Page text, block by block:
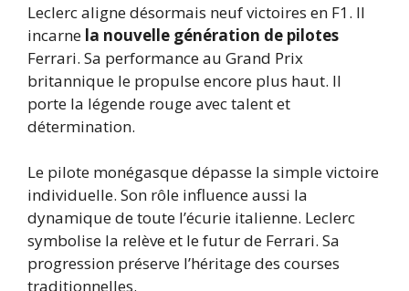
Leclerc aligne désormais neuf victoires en F1. Il
incarne la nouvelle génération de pilotes
Ferrari. Sa performance au Grand Prix
britannique le propulse encore plus haut. Il
porte la légende rouge avec talent et
détermination.
Le pilote monégasque dépasse la simple victoire
individuelle. Son rôle influence aussi la
dynamique de toute l’écurie italienne. Leclerc
symbolise la relève et le futur de Ferrari. Sa
progression préserve l’héritage des courses
traditionnelles.